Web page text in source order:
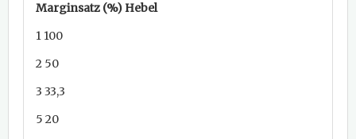
Marginsatz (%) Hebel
1 100
2 50
3 33,3
5 20